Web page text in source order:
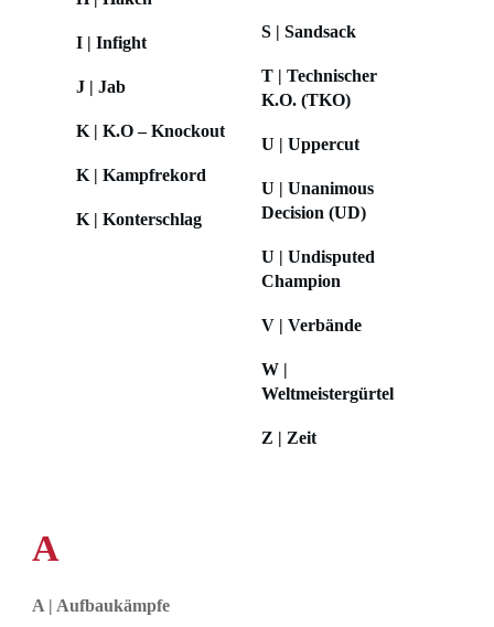
I | Infight
J | Jab
K | K.O – Knockout
K | Kampfrekord
K | Konterschlag
S | Sandsack
T | Technischer
K.O. (TKO)
U | Uppercut
U | Unanimous
Decision (UD)
U | Undisputed
Champion
V | Verbände
W |
Weltmeistergürtel
Z | Zeit
A
A | Aufbaukämpfe